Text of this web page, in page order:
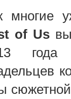
многие
of Us
года